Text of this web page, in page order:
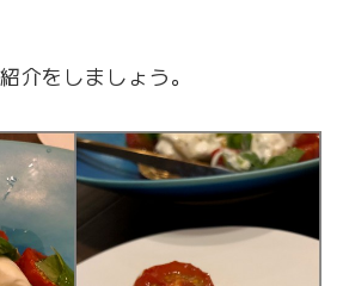
介をしましょう。